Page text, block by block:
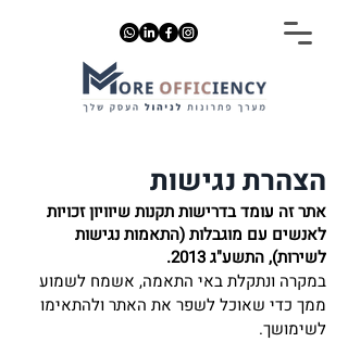
הצהרת נגישות
אתר זה עומד בדרישות תקנות שיוויון זכויות
לאנשים עם מוגבלות (התאמות נגישות
לשירות), התשע"ג 2013.
במקרה ונתקלת באי התאמה, אשמח לשמוע
ממך כדי שאוכל לשפר את האתר ולהתאימו
לשימושך.